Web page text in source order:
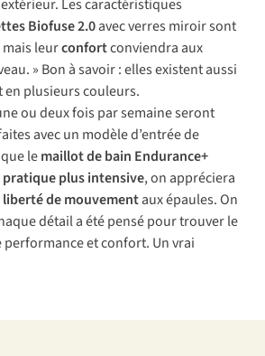
Les caractéristiques
Biofuse 2.0avec verres miroir sont
mais leurconfortconviendra aux
» Bon à savoir : elles existent aussi
en plusieurs couleurs.
ou deux fois par semaine seront
avec un modèle d’entrée de
lemaillot de bain Endurance+
pratique plus intensive, on appréciera
liberté de mouvementaux épaules. On
détail a été pensé pour trouver le
et confort. Un vrai